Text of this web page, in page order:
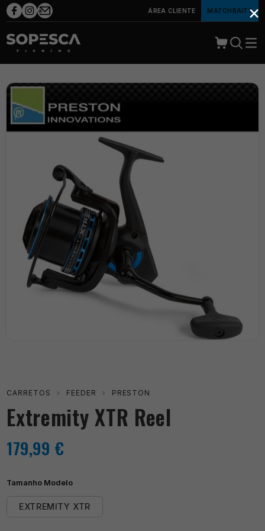
ÁREA CLIENTE MATCHBAITS
CARRETOS › FEEDER › PRESTON
Extremity XTR Reel
179,99 €
Tamanho Modelo
EXTREMITY XTR
×